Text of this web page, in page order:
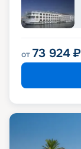
от 73 924 ₽